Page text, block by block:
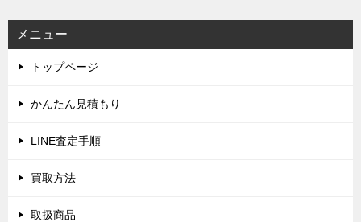
ビ
ゲ
ー
シ
メニュー
トップページ
かんたん見積もり
LINE査定手順
買取方法
取扱商品